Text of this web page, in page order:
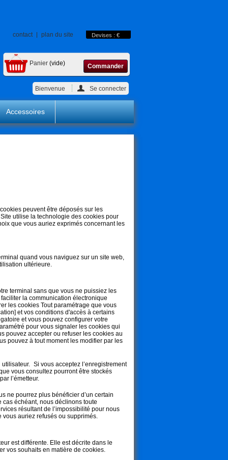
Devises : €
contact plan du site
Panier Commander
(vide)
Bienvenue Se connecter
Accessoires
peuvent être déposés sur les
utilise la technologie des cookies pour
que vous auriez exprimés concernant les
quand vous naviguez sur un site web,
ultérieure.
terminal sans que vous ne puissiez les
la communication électronique
les cookies Tout paramétrage que vous
et vos conditions d'accès à certains
et vous pouvez configurer votre
pour vous signaler les cookies qui
pouvez accepter ou refuser les cookies au
pouvez à tout moment les modifier par les
Si vous acceptez l’enregistrement
vous consultez pourront être stockés
l’émetteur.
ne pourrez plus bénéficier d’un certain
échéant, nous déclinons toute
résultant de l’impossibilité pour nous
vous auriez refusés ou supprimés.
est différente. Elle est décrite dans le
vos souhaits en matière de cookies.